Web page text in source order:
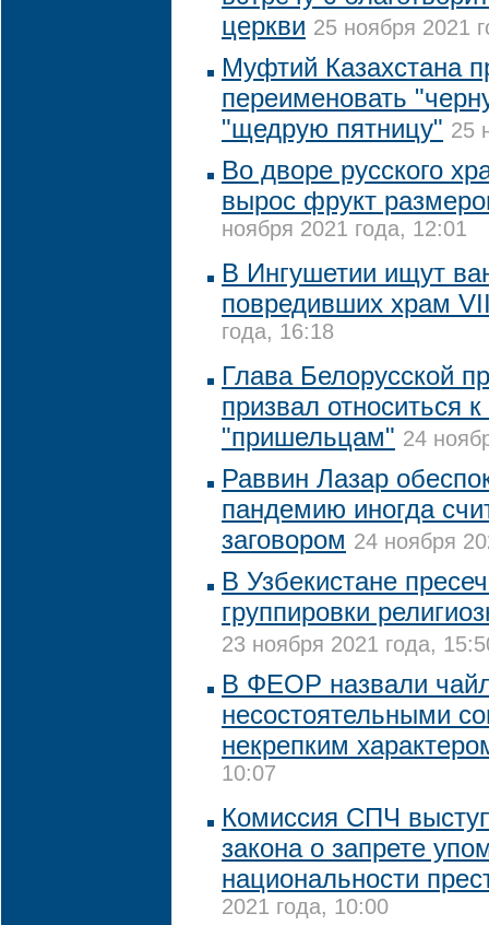
церкви 25 ноября 2021
Муфтий Казахстана
переименовать
"щедрую пятницу" 25
Во дворе русского
вырос фрукт
ноября 2021 года, 12:01
В Ингушетии ищут
повредивших храм
года, 16:18
Глава Белорусской
призвал относиться
"пришельцам" 24
Раввин Лазар
пандемию иногда
заговором 24 ноября
В Узбекистане
группировки
23 ноября 2021 года,
В ФЕОР назвали
несостоятельными
некрепким
10:07
Комиссия СПЧ
закона о запрете
национальности
2021 года, 10:00